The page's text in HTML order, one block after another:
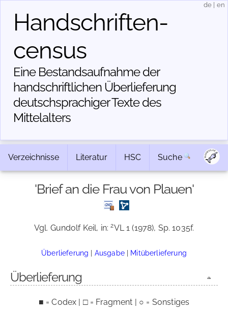
Handschriften­
census
Eine Bestandsaufnahme der
handschriftlichen Über­lieferung
deutschsprachiger Texte des
Mittelalters
de en
Verzeichnisse Literatur HSC Suche
'Brief an die Frau von Plauen'
Vgl. Gundolf Keil, in:2VL 1 (1978), Sp. 1035f.
Überlieferung | Ausgabe| Mitüberlieferung
Überlieferung
■ = Codex | □ = Fragment | ○ = Sonstiges